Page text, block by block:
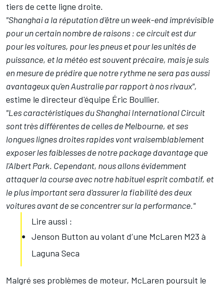
tiers de cette ligne droite.
"Shanghai a la réputation d'être un week-end imprévisible
pour un certain nombre de raisons : ce circuit est dur
pour les voitures, pour les pneus et pour les unités de
puissance, et la météo est souvent précaire, mais je suis
en mesure de prédire que notre rythme ne sera pas aussi
avantageux qu'en Australie par rapport à nos rivaux",
estime le directeur d'équipe Éric Boullier.
"Les caractéristiques du Shanghai International Circuit
sont très différentes de celles de Melbourne, et ses
longues lignes droites rapides vont vraisemblablement
exposer les faiblesses de notre package davantage que
l'Albert Park. Cependant, nous allons évidemment
attaquer la course avec notre habituel esprit combatif, et
le plus important sera d'assurer la fiabilité des deux
voitures avant de se concentrer sur la performance."
Lire aussi :
Jenson Button au volant d’une McLaren M23 à
Laguna Seca
Malgré ses problèmes de moteur, McLaren poursuit le